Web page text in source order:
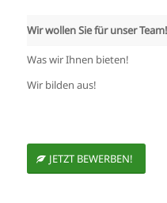
Wir wollen Sie für unser Team!
Was wir Ihnen bieten!
Wir bilden aus!
JETZT BEWERBEN!